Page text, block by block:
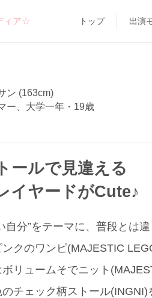
ィア☆ トップ 出演
ン (163cm)
ー、大学一年・19歳
ールで見違える
イヤードがCute♪
自分”をテーマに、普段とは
クのワンピ(MAJESTIC
ュームそでニット
チェック柄ストール